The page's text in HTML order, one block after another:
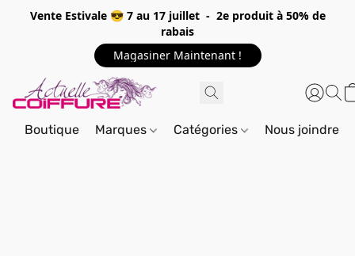
Vente Estivale 😎 7 au 17 juillet - 2e produit à 50% de
rabais
Magasiner Maintenant !
Boutique Marques Catégories Nous joindre